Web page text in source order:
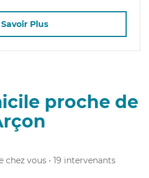
Savoir Plus
proche de
chez vous • 19 intervenants